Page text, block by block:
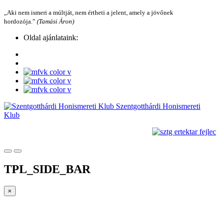
„Aki nem ismeri a múltját, nem értheti a jelent, amely a jövőnek
hordozója.” (Tamási Áron)
Oldal ajánlataink:
Szentgotthárdi Honismereti
Klub
TPL_SIDE_BAR
×